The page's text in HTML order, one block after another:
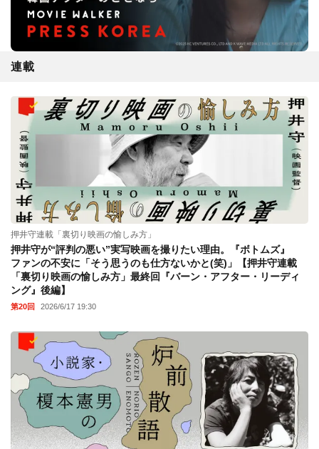
連載
押井守連載「裏切り映画の愉しみ方」
押井守が“評判の悪い”実写映画を撮りたい理由。『ボトムズ』
ファンの不安に「そう思うのも仕方ないかと(笑)」【押井守連載
「裏切り映画の愉しみ方」最終回『バーン・アフター・リーディ
ング』後編】
第20回 2026/6/17 19:30